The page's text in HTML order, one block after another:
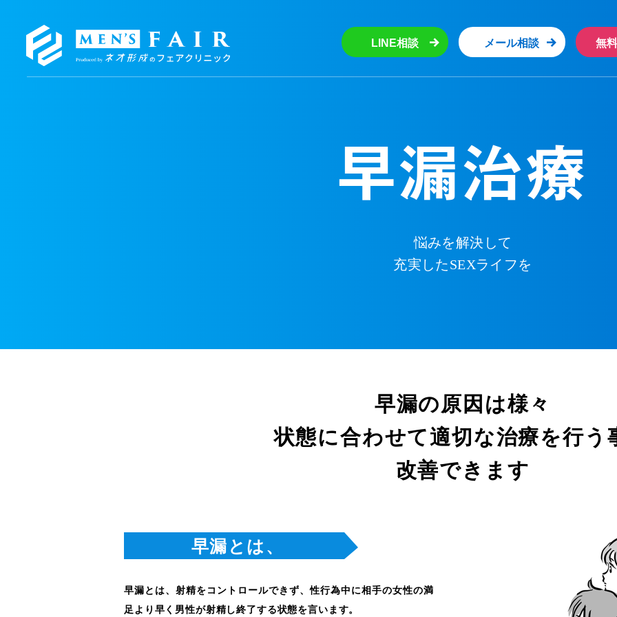
LINE相談 メール相談 無
早漏治療
悩みを解決して
充実したSEXライフを
早漏の原因は様々
状態に合わせて適切な治療を行う
改善できます
早漏とは、
早漏とは、射精をコントロールできず、性行為中に相手の女性の満
足より早く男性が射精し終了する状態を言います。